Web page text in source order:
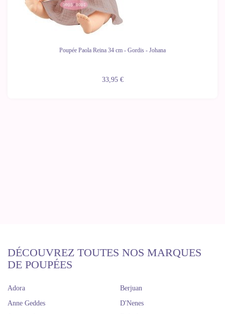
Poupée Paola Reina 34 cm - Gordis - Johana
33,95 €
DÉCOUVREZ TOUTES NOS MARQUES
DE POUPÉES
Adora
Anne Geddes
Berjuan
D'Nenes